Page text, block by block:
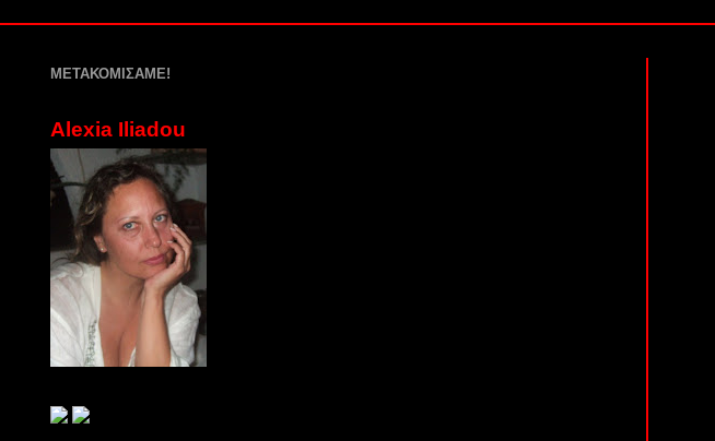
ΜΕΤΑΚΟΜΙΣΑΜΕ!
Alexia Iliadou